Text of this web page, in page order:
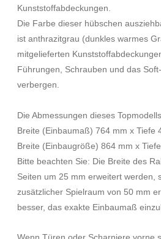
Kunststoffabdeckungen.
Die Farbe dieser hübschen
ist anthrazitgrau (dunkles warmes
mitgelieferten
Führungen, Schrauben und das
verbergen.
Die Abmessungen dieses
Breite (Einbaumaß) 764 mm x Tiefe
Breite (Einbaugröße) 864 mm x
Bitte beachten Sie: Die Breite des
Seiten um 25 mm erweitert werden,
zusätzlicher Spielraum von 50 mm
besser, das exakte Einbaumaß
Wenn Türen oder Scharniere vorne